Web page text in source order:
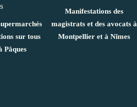
sur tous
Pâques
Manifestations des
magistrats et des avocats à
Montpellier et à Nîmes